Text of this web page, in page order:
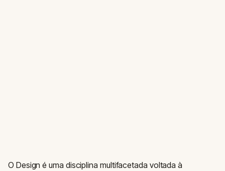
O Design é uma disciplina multifacetada voltada à